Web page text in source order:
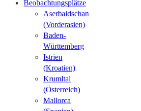
Beobachtungsplätze
Aserbaidschan
(Vorderasien)
Baden-
Württemberg
Istrien
(Kroatien)
Krumltal
(Österreich)
Mallorca